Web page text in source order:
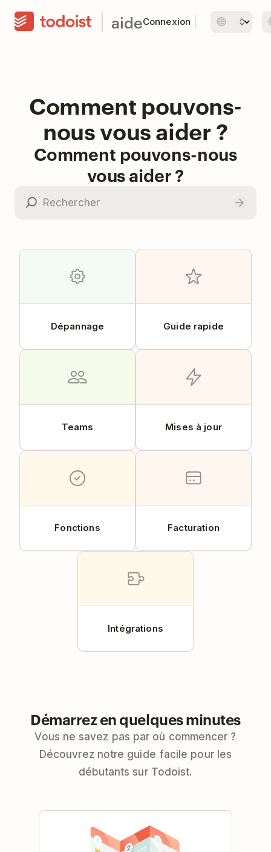
aideConnexion
Comment pouvons-
nous vous aider ?
Comment pouvons-nous
vous aider ?
Dépannage Guide rapide
Teams Mises à jour
Fonctions Facturation
Intégrations
Démarrez en quelques minutes
Vous ne savez pas par où commencer ?
Découvrez notre guide facile pour les
débutants sur Todoist.